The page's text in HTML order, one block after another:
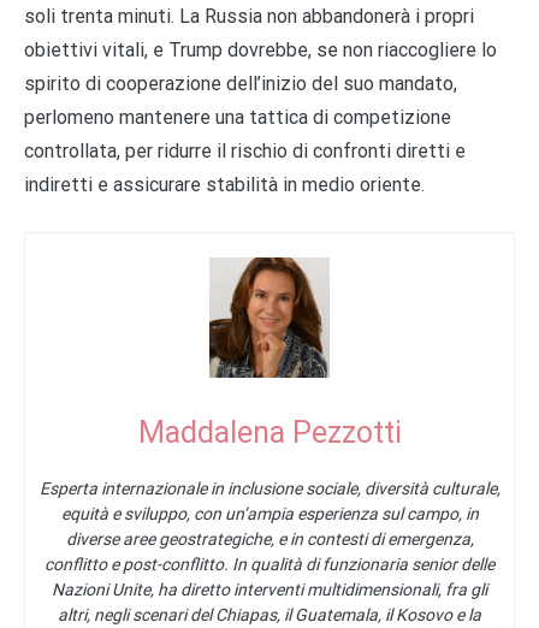
soli trenta minuti. La Russia non abbandonerà i propri
obiettivi vitali, e Trump dovrebbe, se non riaccogliere lo
spirito di cooperazione dell’inizio del suo mandato,
perlomeno mantenere una tattica di competizione
controllata, per ridurre il rischio di confronti diretti e
indiretti e assicurare stabilità in medio oriente.
Maddalena Pezzotti
Esperta internazionale in inclusione sociale, diversità culturale,
equità e sviluppo, con un’ampia esperienza sul campo, in
diverse aree geostrategiche, e in contesti di emergenza,
conflitto e post-conflitto. In qualità di funzionaria senior delle
Nazioni Unite, ha diretto interventi multidimensionali, fra gli
altri, negli scenari del Chiapas, il Guatemala, il Kosovo e la